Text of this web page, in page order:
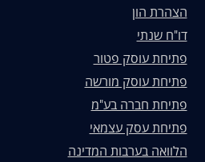
הצהרת הון
דו"ח שנתי
פתיחת עוסק פטור
פתיחת עוסק מורשה
פתיחת חברה בע"מ
פתיחת עסק עצמאי
הלוואה בערבות המדינה